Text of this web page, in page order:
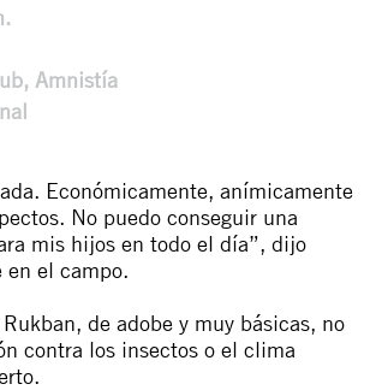
Amnistía
Económicamente, anímicamente
No puedo conseguir una
mis hijos en todo el día”, dijo
en el campo.
de adobe y muy básicas, no
contra los insectos o el clima